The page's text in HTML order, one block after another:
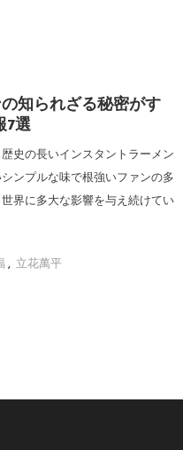
知られざる秘密がす
7選
史の長いインスタントラーメン
ンプルな味で根強いファンの多
界に多大な影響を与え続けてい
, 立花萬平